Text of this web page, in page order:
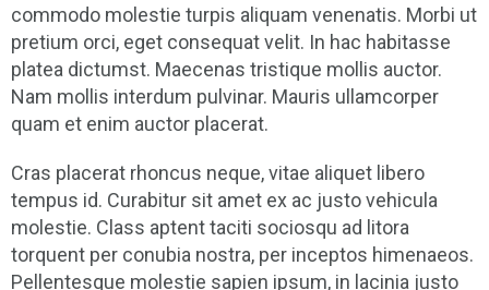
commodo molestie turpis aliquam venenatis. Morbi ut
pretium orci, eget consequat velit. In hac habitasse
platea dictumst. Maecenas tristique mollis auctor.
Nam mollis interdum pulvinar. Mauris ullamcorper
quam et enim auctor placerat.
Cras placerat rhoncus neque, vitae aliquet libero
tempus id. Curabitur sit amet ex ac justo vehicula
molestie. Class aptent taciti sociosqu ad litora
torquent per conubia nostra, per inceptos himenaeos.
Pellentesque molestie sapien ipsum, in lacinia justo